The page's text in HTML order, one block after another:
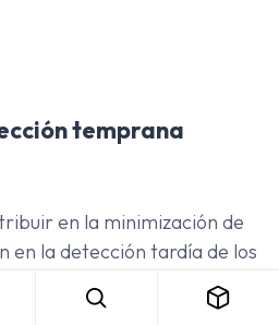
temprana
en la minimización de
en la detección tardía de los
eliminando las
la vida de las